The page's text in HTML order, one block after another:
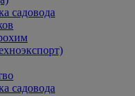
садовода
садовода